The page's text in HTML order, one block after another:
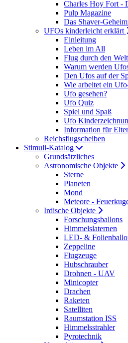
Charles Hoy Fort -
Pulp Magazine
Das Shaver-
UFOs kinderleicht erklärt
Einleitung
Leben im All
Flug durch den
Warum werden
Den Ufos auf der
Wie arbeitet ein
Ufo gesehen?
Ufo Quiz
Spiel und Spaß
Ufo
Information für
Reichsflugscheiben
Stimuli-Katalog
Grundsätzliches
Astronomische Objekte
Sterne
Planeten
Mond
Meteore -
Irdische Objekte
Forschungsballons
Himmelslaternen
LED- &
Zeppeline
Flugzeuge
Hubschrauber
Drohnen - UAV
Minicopter
Drachen
Raketen
Satelliten
Raumstation ISS
Himmelsstrahler
Pyrotechnik